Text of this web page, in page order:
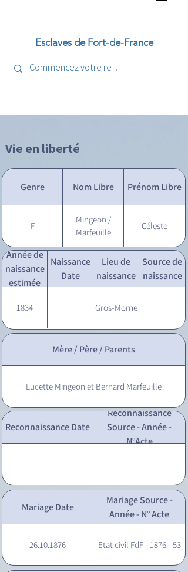
Esclaves de Fort-de-France
Vie en liberté
Genre Nom Libre Prénom Libre
F
Mingeon /
Marfeuille
Céleste
Année de
naissance
estimée
Naissance
Date
Lieu de
naissance
Source de
naissance
1834 Gros-Morne
Mère / Père / Parents
Lucette Mingeon et Bernard Marfeuille
Reconnaissance Date
Reconnaissance
Source - Année -
N°Acte
Mariage Date
Mariage Source -
Année - N° Acte
26.10.1876 Etat civil FdF - 1876 - 53